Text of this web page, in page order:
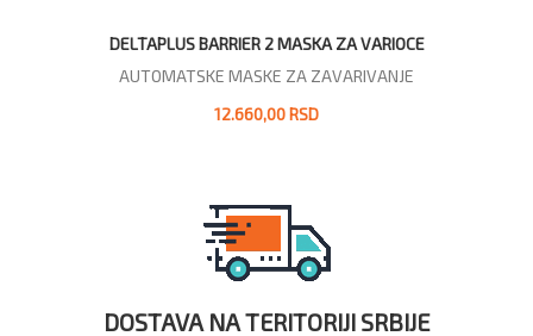
DELTAPLUS BARRIER 2 MASKA ZA VARIOCE
AUTOMATSKE MASKE ZA ZAVARIVANJE
12.660,00 RSD
DOSTAVA NA TERITORIJI SRBIJE